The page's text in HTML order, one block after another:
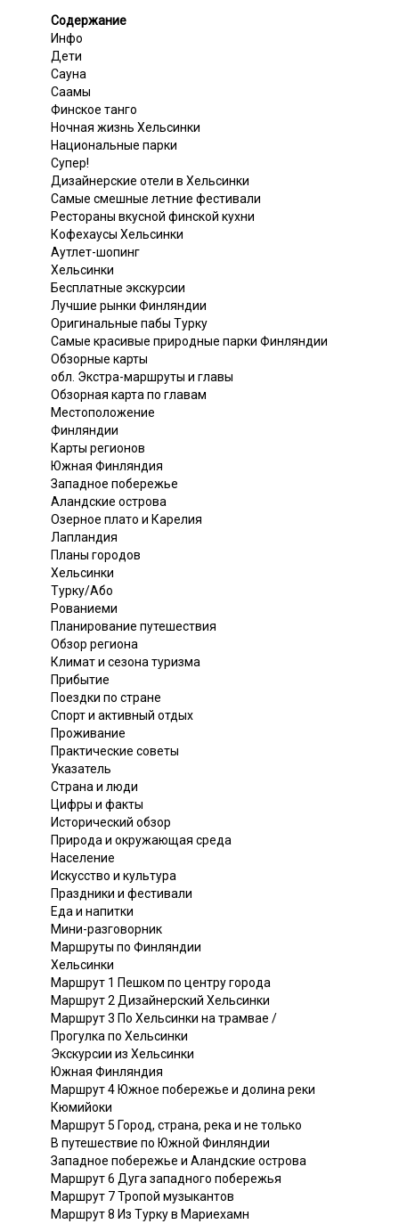
Содержание
Инфо
Дети
Сауна
Саамы
Финское танго
Ночная жизнь Хельсинки
Национальные парки
Супер!
Дизайнерские отели в Хельсинки
Самые смешные летние фестивали
Рестораны вкусной финской кухни
Кофехаусы Хельсинки
Аутлет-шопинг
Хельсинки
Бесплатные экскурсии
Лучшие рынки Финляндии
Оригинальные пабы Турку
Самые красивые природные парки Финляндии
Обзорные карты
обл. Экстра-маршруты и главы
Обзорная карта по главам
Местоположение
Финляндии
Карты регионов
Южная Финляндия
Западное побережье
Аландские острова
Озерное плато и Карелия
Лапландия
Планы городов
Хельсинки
Турку/Або
Рованиеми
Планирование путешествия
Обзор региона
Климат и сезона туризма
Прибытие
Поездки по стране
Спорт и активный отдых
Проживание
Практические советы
Указатель
Страна и люди
Цифры и факты
Исторический обзор
Природа и окружающая среда
Население
Искусство и культура
Праздники и фестивали
Еда и напитки
Мини-разговорник
Маршруты по Финляндии
Хельсинки
Маршрут 1 Пешком по центру города
Маршрут 2 Дизайнерский Хельсинки
Маршрут 3 По Хельсинки на трамвае /
Прогулка по Хельсинки
Экскурсии из Хельсинки
Южная Финляндия
Маршрут 4 Южное побережье и долина реки
Кюмийоки
Маршрут 5 Город, страна, река и не только
В путешествие по Южной Финляндии
Западное побережье и Аландские острова
Маршрут 6 Дуга западного побережья
Маршрут 7 Тропой музыкантов
Маршрут 8 Из Турку в Мариехамн